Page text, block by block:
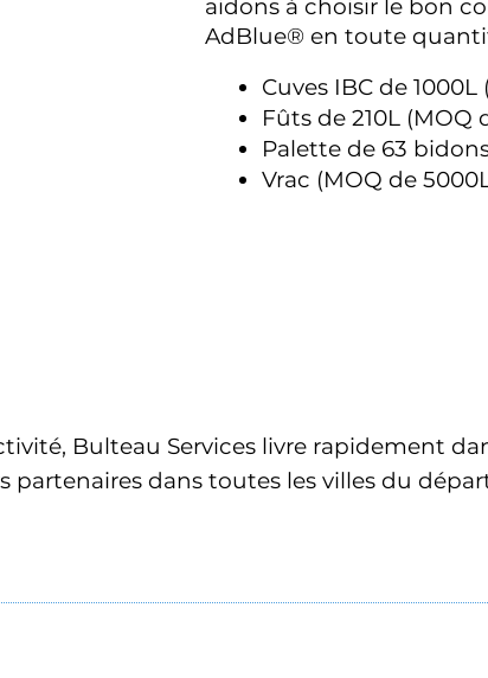
aidons à choisir le bon
AdBlue® en toute
Cuves IBC de
Fûts de 210L (MOQ
Palette de 63
Vrac (MOQ de
Bulteau Services livre rapidement
partenaires dans toutes les villes du